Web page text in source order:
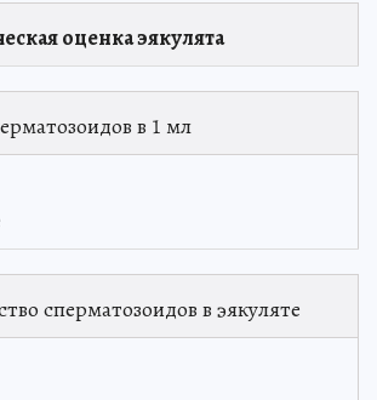
оценка эякулята
в 1 мл
сперматозоидов в эякуляте